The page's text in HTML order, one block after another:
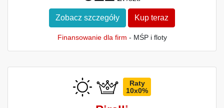
Zobacz szczegóły Kup teraz
Finansowanie dla firm - MŚP i floty
Raty
10x0%